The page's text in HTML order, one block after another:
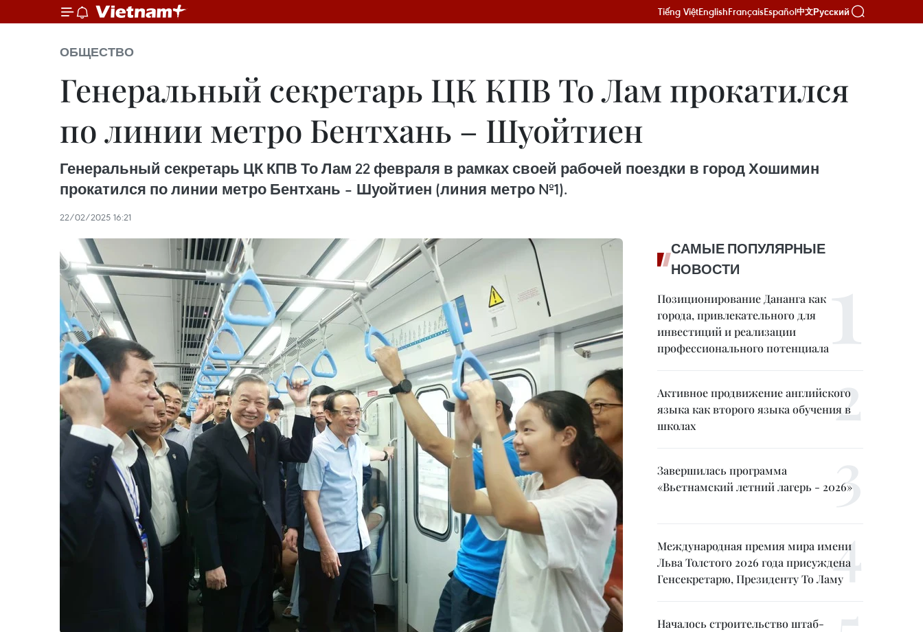
Tiếng ViệtEnglishFrançaisEspañol中文Русский
ОБЩЕСТВО
Генеральный секретарь ЦК КПВ То Лам прокатился
по линии метро Бентхань – Шуойтиен
Генеральный секретарь ЦК КПВ То Лам 22 февраля в рамках своей рабочей поездки в город Хошимин
прокатился по линии метро Бентхань – Шуойтиен (линия метро №1).
22/02/2025 16:21
САМЫЕ ПОПУЛЯРНЫЕ
НОВОСТИ
Позиционирование Дананга как
города, привлекательного для
инвестиций и реализации
профессионального потенциала
Активное продвижение английского
языка как второго языка обучения в
школах
Завершилась программа
«Вьетнамский летний лагерь - 2026»
Международная премия мира имени
Льва Толстого 2026 года присуждена
Генсекретарю, Президенту То Ламу
Началось строительство штаб-